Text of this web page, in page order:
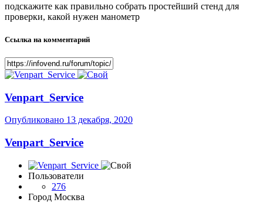
подскажите как правильно собрать простейший стенд для
проверки, какой нужен манометр
Ссылка на комментарий
Venpart_Service
Опубликовано 13 декабря, 2020
Venpart_Service
Пользователи
276
Город Москва